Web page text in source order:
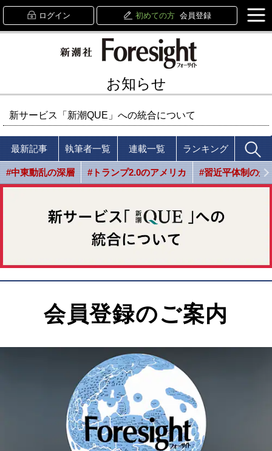
ログイン 初めての方 会員登録
お知らせ
新サービス「新潮QUE」への統合について
最新記事 執筆者一覧 連載一覧 ランキング
#中東動乱の深層 #トランプ2.0のアメリカ #習近平体制の光
会員登録のご案内